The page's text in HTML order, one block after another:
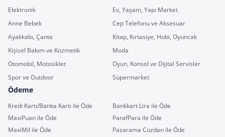
Elektronik
Ev, Yaşam, Yapı Market
Anne Bebek
Cep Telefonu ve Aksesuar
Ayakkabı, Çanta
Kitap, Kırtasiye, Hobi, Oyuncak
Kişisel Bakım ve Kozmetik
Moda
Otomobil, Motosiklet
Oyun, Konsol ve Dijital Servisler
Spor ve Outdoor
Süpermarket
Ödeme
Kredi Kartı/Banka Kartı ile Öde
Bankkart Lira ile Öde
MaxiPuan ile Öde
ParafPara ile Öde
MaxiMil ile Öde
Pazarama Cüzdan ile Öde